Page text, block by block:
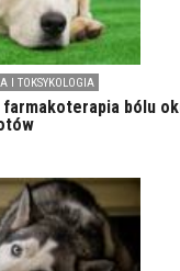
I TOKSYKOLOGIA
farmakoterapia bólu